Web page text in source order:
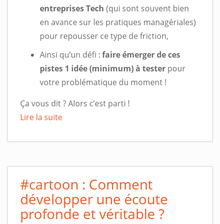
entreprises Tech (qui sont souvent bien
en avance sur les pratiques managériales)
pour repousser ce type de friction,
Ainsi qu’un défi : faire émerger de ces
pistes 1 idée (minimum) à tester pour
votre problématique du moment !
Ça vous dit ? Alors c’est parti !
Lire la suite
#cartoon : Comment
développer une écoute
profonde et véritable ?